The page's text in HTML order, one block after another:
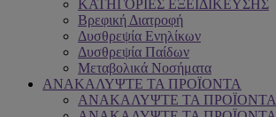
ΚΑΤΗΓΟΡΙΕΣ ΕΞΕΙΔΙΚΕΥΣΗΣ
Βρεφική Διατροφή
Δυσθρεψία Ενηλίκων
Δυσθρεψία Παίδων
Μεταβολικά Νοσήματα
ΑΝΑΚΑΛΥΨΤΕ ΤΑ ΠΡΟΪΟΝΤΑ
ΑΝΑΚΑΛΥΨΤΕ ΤΑ ΠΡΟΪΟΝΤΑ